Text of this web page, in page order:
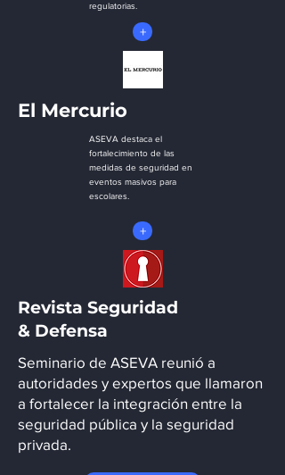
regulatorias.
+
El Mercurio
ASEVA destaca el
fortalecimiento de las
medidas de seguridad en
eventos masivos para
escolares.
+
Revista Seguridad
& Defensa
Seminario de ASEVA reunió a
autoridades y expertos que llamaron
a fortalecer la integración entre la
seguridad pública y la seguridad
privada.